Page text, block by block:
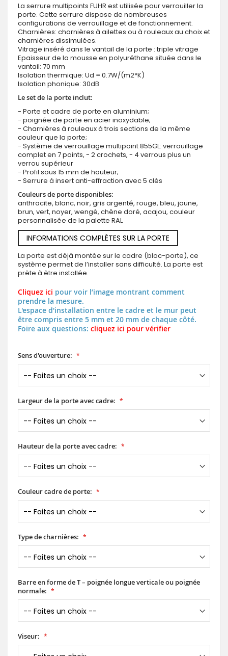
La serrure multipoints FUHR est utilisée pour verrouiller la
porte. Cette serrure dispose de nombreuses
configurations de verrouillage et de fonctionnement.
Charnières: charnières à ailettes ou à rouleaux au choix et
charnières dissimulées.
Vitrage inséré dans le vantail de la porte : triple vitrage
Epaisseur de la mousse en polyuréthane située dans le
vantail: 70 mm
Isolation thermique: Ud = 0.7W/(m2*K)
Isolation phonique: 30dB
Le set de la porte inclut:
- Porte et cadre de porte en aluminium;
- poignée de porte en acier inoxydable;
- Charnières à rouleaux à trois sections de la même
couleur que la porte;
- Système de verrouillage multipoint 855GL: verrouillage
complet en 7 points, - 2 crochets, - 4 verrous plus un
verrou supérieur
- Profil sous 15 mm de hauteur;
- Serrure à insert anti-effraction avec 5 clés
Couleurs de porte disponibles:
anthracite, blanc, noir, gris argenté, rouge, bleu, jaune,
brun, vert, noyer, wengé, chêne doré, acajou, couleur
personnalisée de la palette RAL
INFORMATIONS COMPLÈTES SUR LA PORTE
La porte est déjà montée sur le cadre (bloc-porte), ce
système permet de l’installer sans difficulté. La porte est
prête à être installée.
Cliquez ici pour voir l’image montrant comment
prendre la mesure.
L'espace d'installation entre le cadre et le mur peut
être compris entre 5 mm et 20 mm de chaque côté.
Foire aux questions: cliquez ici pour vérifier
Sens d'ouverture:
Largeur de la porte avec cadre:
Hauteur de la porte avec cadre:
Couleur cadre de porte:
Type de charnières:
Barre en forme de T – poignée longue verticale ou poignée
normale:
Viseur: